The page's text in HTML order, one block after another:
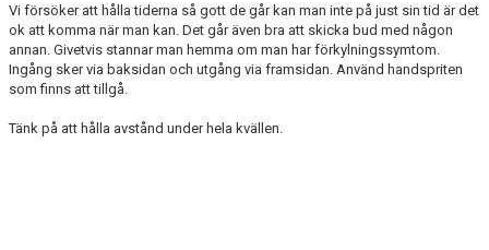
Vi försöker att hålla tiderna så gott de går kan man inte på just sin tid är det
ok att komma när man kan. Det går även bra att skicka bud med någon
annan. Givetvis stannar man hemma om man har förkylningssymtom.
Ingång sker via baksidan och utgång via framsidan. Använd handspriten
som finns att tillgå.
Tänk på att hålla avstånd under hela kvällen.